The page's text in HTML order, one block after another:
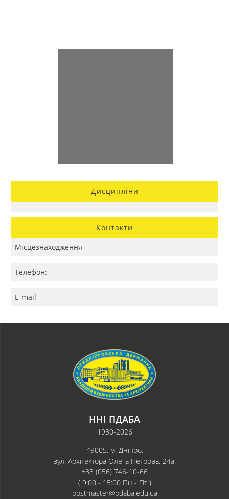
Дисципліни
Контакти
Місцезнаходження
Телефон:
E-mail
ННІ ПДАБА
1930-2026
49005, м. Дніпро,
вул. Архітектора Олега Петрова, 24а.
+38 (056) 746-10-66
( 9:00 - 15:00 Пн - Пт )
postmaster@pdaba.edu.ua